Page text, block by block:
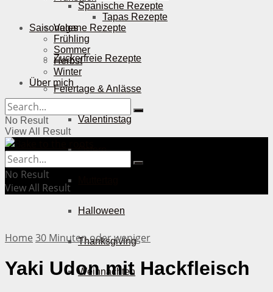
Vegane Rezepte
Zuckerfreie Rezepte
Feiertage & Anlässe
Valentinstag
Ostern
Halloween
Thanksgiving
Weihnachten
Spanische Rezepte
Tapas Rezepte
Saisonales
Frühling
Sommer
Herbst
Winter
Über mich
No Result
View All Result
No Result
View All Result
Home 30 Minuten oder weniger
Yaki Udon mit Hackfleisch